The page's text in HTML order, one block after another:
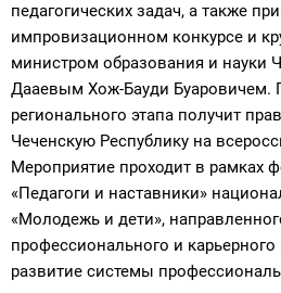
педагогических задач, а также
импровизационном конкурсе и
министром образования и науки
Дааевым Хож-Бауди Буаровичем.
регионального этапа получит
Чеченскую Республику на
Мероприятие проходит в рамках
«Педагоги и наставники»
«Молодежь и дети»,
профессионального и карьерного
развитие системы